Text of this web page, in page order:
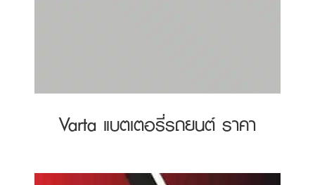
Varta แบตเตอรี่รถยนต์ ราคา